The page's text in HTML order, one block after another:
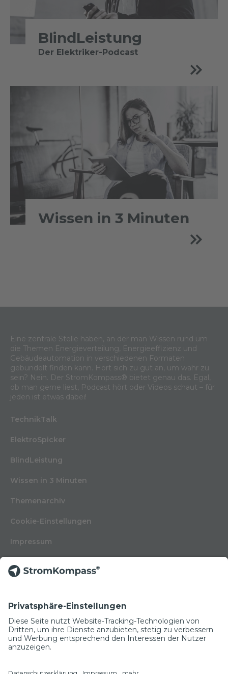
BlindLeistung
Der Elektriker-Podcast
Wissen in 3 Minuten
Eine zentrale Stelle haben, an der man Wissen rund um
die Themen Energieverteilung, Energieeffizienz und
Gebäudeautomation in verschiedenen Formaten
gebündelt finden kann. Hört sich zu gut an, um wahr zu
sein? Nein. Der StromKompass® bietet genau das. Egal,
ob man gerne liest, Podcast hört oder Videos schaut – für
jeden ist etwas dabei!
TechnikTalk
ElektroSpicker
BlindLeistung
Wissen in 3 Minuten
Themenarchiv
Cookie-Einstellungen
Impressum
Kontakt
Glossar